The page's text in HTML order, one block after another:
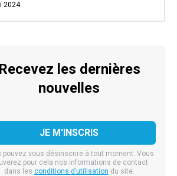
2024
Recevez les dernières
nouvelles
pouvez vous désinscrire à tout moment. Vous
pour cela nos informations de contact
dans les conditions d’utilisation du site.